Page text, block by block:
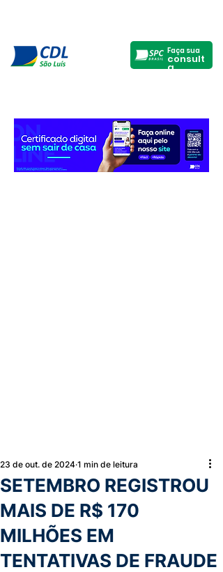
Faça sua
consult
a
SETEMBRO REGISTROU
MAIS DE R$ 170
MILHÕES EM
TENTATIVAS DE FRAUDE
23 de out. de 2024 1 min de leitura